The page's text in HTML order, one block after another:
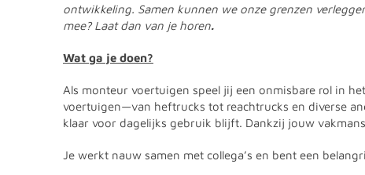
ontwikkeling. Samen kunnen we onze grenzen
mee? Laat dan van je horen.
Wat ga je doen?
Als monteur voertuigen speel jij een onmisbare rol in
voertuigen—van heftrucks tot reachtrucks en diverse
klaar voor dagelijks gebruik blijft. Dankzij jouw
Je werkt nauw samen met collega’s en bent een